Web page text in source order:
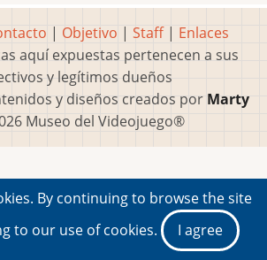
| Objetivo | Staff| Enlaces
aquí expuestas pertenecen a sus
y legítimos dueños
y diseños creados por Marty
Museo del Videojuego®
By continuing to browse the site
to our use of cookies.
I agree